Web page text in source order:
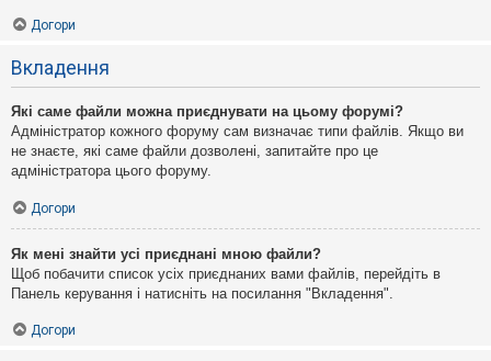
Догори
Вкладення
Які саме файли можна приєднувати на цьому форумі?
Адміністратор кожного форуму сам визначає типи файлів. Якщо ви
не знаєте, які саме файли дозволені, запитайте про це
адміністратора цього форуму.
Догори
Як мені знайти усі приєднані мною файли?
Щоб побачити список усіх приєднаних вами файлів, перейдіть в
Панель керування і натисніть на посилання "Вкладення".
Догори